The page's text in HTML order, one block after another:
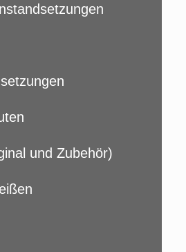
und Zubehör)